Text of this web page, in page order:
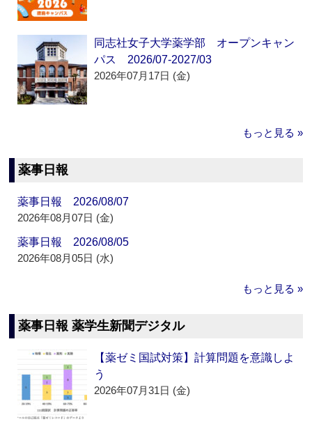
同志社女子大学薬学部 オープンキャン
パス 2026/07-2027/03
2026年07月17日 (金)
もっと見る »
薬事日報
薬事日報 2026/08/07
2026年08月07日 (金)
薬事日報 2026/08/05
2026年08月05日 (水)
もっと見る »
薬事日報 薬学生新聞デジタル
【薬ゼミ国試対策】計算問題を意識しよ
う
2026年07月31日 (金)